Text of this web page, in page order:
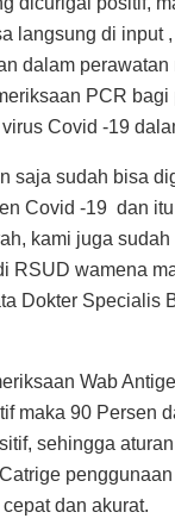
langsung di input
dalam perawatan
PCR bagi
Covid -19
saja sudah bisa
Covid -19 dan
kami juga sudah
RSUD wamena
Dokter Specialis
Wab
maka 90 Persen
sehingga
dan akurat.